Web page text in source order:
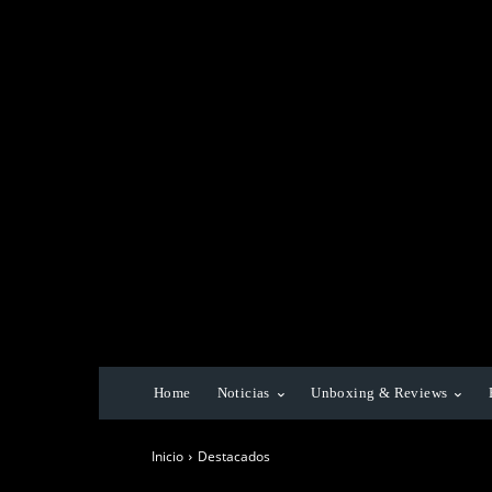
Home Noticias Unboxing & Reviews
Inicio Destacados